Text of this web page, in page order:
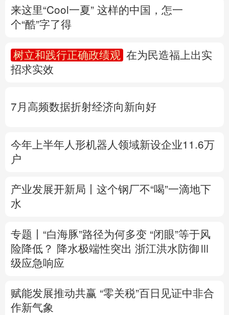
多语种频道
English Español Français عربى
Deutsch Português
来这里“Cool一夏” 这样的中国，怎一
个“酷”字了得
树立和践行正确政绩观
在为民造福上出实
招求实效
7月高频数据折射经济向新向好
今年上半年人形机器人领域新设企业11.6万
户
产业发展开新局丨 这个钢厂不“喝”一滴地下
水
专题丨 “白海豚”路径为何多变 “闭眼”等于风
险降低？
降水极端性突出 浙江洪水防御Ⅲ
级应急响应
赋能发展推动共赢 “零关税”百日见证中非合
作新气象